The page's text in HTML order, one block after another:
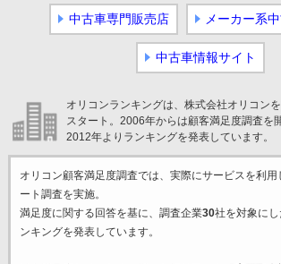
中古車専門販売店 メーカー系
中古車情報サイト
オリコンランキングは、株式会社オリコン
スタート。2006年からは顧客満足度調査を
2012年よりランキングを発表しています。
オリコン顧客満足度調査では、実際にサービスを利用
ート調査を実施。
満足度に関する回答を基に、調査企業30社を対象にし
ンキングを発表しています。